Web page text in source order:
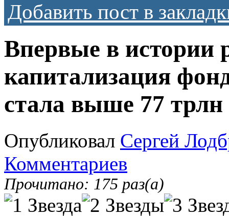
Добавить пост в
Впервые в истории
капитализация
стала выше 77 трлн
Опубликовал Сергей
Комментариев
Прочитано: 175 раз(а)